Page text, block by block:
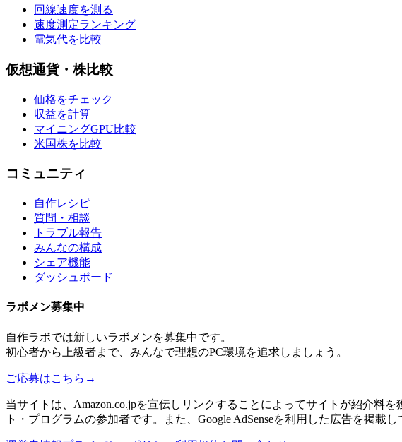
回線速度を測る
速度測定ランキング
電気代を比較
仮想通貨・株比較
価格をチェック
収益を計算
マイニングGPU比較
米国株を比較
コミュニティ
自作レシピ
質問・相談
トラブル報告
みんなの構成
シェア機能
ダッシュボード
ラボメン募集中
自作ラボでは新しいラボメンを募集中です。
初心者から上級者まで、みんなで理想のPC環境を追求しましょう。
ご応募はこちら →
当サイトは、Amazon.co.jpを宣伝しリンクすることによってサイトが紹介料
ト・プログラムの参加者です。また、Google AdSenseを利用した広告を掲載